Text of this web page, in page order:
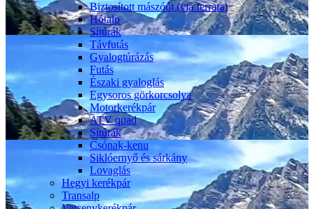
Biztosított mászóút (via ferrata)
Hótalp
Sítúrák
Távfutás
Gyalogtúrázás
Futás
Északi gyaloglás
Egysoros görkorcsolya
Motorkerékpár
ATV quad
Sítúrák
Csónak-kenu
Siklóernyő és sárkány
Lovaglás
Hegyi kerékpár
Transalp